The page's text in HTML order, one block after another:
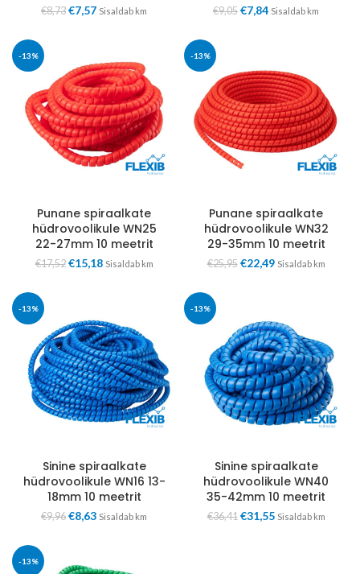
€8,73 €7,57 Sisaldab km €9,05 €7,84 Sisaldab km
-13%
Punane spiraalkate
hüdrovoolikule WN25
22-27mm 10 meetrit
€17,52 €15,18 Sisaldab km
-13%
Punane spiraalkate
hüdrovoolikule WN32
29-35mm 10 meetrit
€25,95 €22,49 Sisaldab km
-13%
Sinine spiraalkate
hüdrovoolikule WN16 13-
18mm 10 meetrit
€9,96 €8,63 Sisaldab km
-13%
Sinine spiraalkate
hüdrovoolikule WN40
35-42mm 10 meetrit
€36,41 €31,55 Sisaldab km
-13%